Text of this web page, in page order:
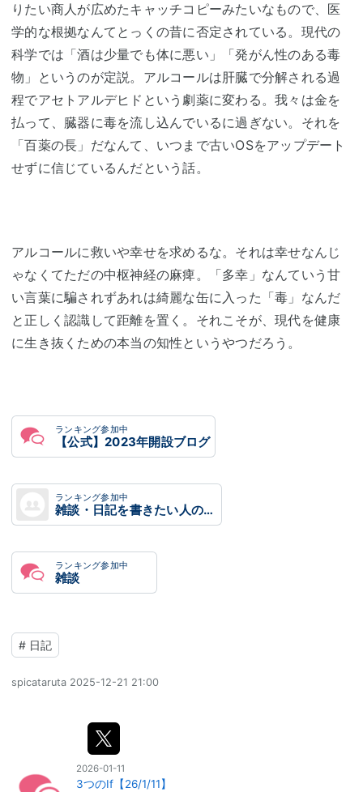
りたい商人が広めたキャッチコピーみたいなもので、医
学的な根拠なんてとっくの昔に否定されている。現代の
科学では「酒は少量でも体に悪い」「発がん性のある毒
物」というのが定説。アルコールは肝臓で分解される過
程でアセトアルデヒドという劇薬に変わる。我々は金を
払って、臓器に毒を流し込んでいるに過ぎない。それを
「百薬の長」だなんて、いつまで古いOSをアップデート
せずに信じているんだという話。
アルコールに救いや幸せを求めるな。それは幸せなんじ
ゃなくてただの中枢神経の麻痺。「多幸」なんていう甘
い言葉に騙されずあれは綺麗な缶に入った「毒」なんだ
と正しく認識して距離を置く。それこそが、現代を健康
に生き抜くための本当の知性というやつだろう。
ランキング参加中
【公式】2023年開設ブログ
ランキング参加中
雑談・日記を書きたい人のグループ
ランキング参加中
雑談
# 日記
spicataruta 2025-12-21 21:00
2026-01-11
3つのIf【26/1/11】